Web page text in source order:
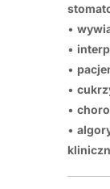
•
•
•
•
•
•